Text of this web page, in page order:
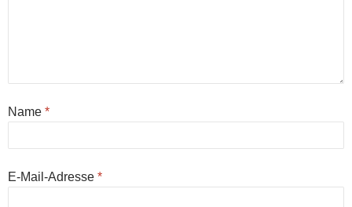
Name *
E-Mail-Adresse *